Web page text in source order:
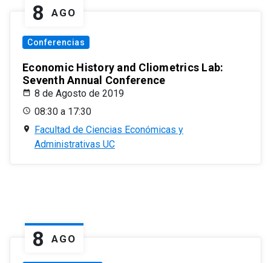
8 AGO
Conferencias
Economic History and Cliometrics Lab:
Seventh Annual Conference
8 de Agosto de 2019
08:30 a 17:30
Facultad de Ciencias Económicas y
Administrativas UC
8 AGO